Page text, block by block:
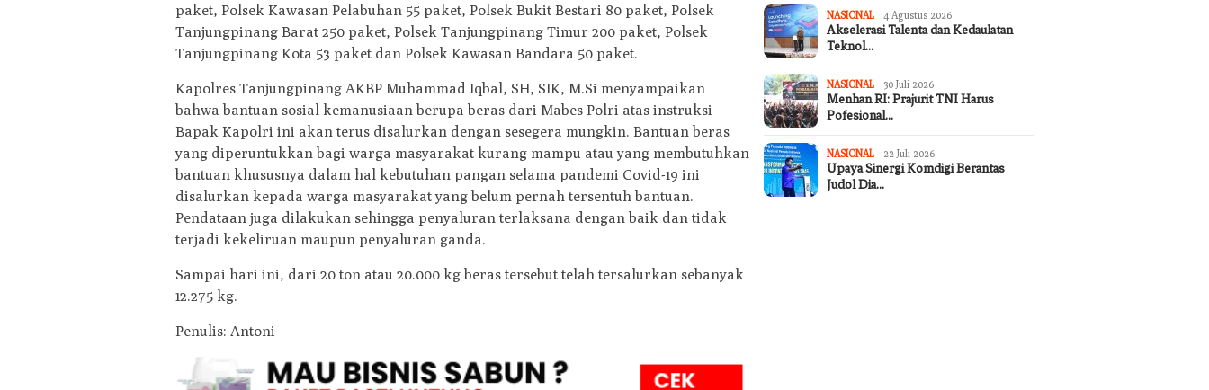
paket, Polsek Kawasan Pelabuhan 55 paket, Polsek Bukit Bestari 80 paket, Polsek
Tanjungpinang Barat 250 paket, Polsek Tanjungpinang Timur 200 paket, Polsek
Tanjungpinang Kota 53 paket dan Polsek Kawasan Bandara 50 paket.
Kapolres Tanjungpinang AKBP Muhammad Iqbal, SH, SIK, M.Si menyampaikan
bahwa bantuan sosial kemanusiaan berupa beras dari Mabes Polri atas instruksi
Bapak Kapolri ini akan terus disalurkan dengan sesegera mungkin. Bantuan beras
yang diperuntukkan bagi warga masyarakat kurang mampu atau yang membutuhkan
bantuan khususnya dalam hal kebutuhan pangan selama pandemi Covid-19 ini
disalurkan kepada warga masyarakat yang belum pernah tersentuh bantuan.
Pendataan juga dilakukan sehingga penyaluran terlaksana dengan baik dan tidak
terjadi kekeliruan maupun penyaluran ganda.
Sampai hari ini, dari 20 ton atau 20.000 kg beras tersebut telah tersalurkan sebanyak
12.275 kg.
Penulis: Antoni
NASIONAL 4 Agustus 2026
Akselerasi Talenta dan Kedaulatan
Teknol…
NASIONAL 30 Juli 2026
Menhan RI: Prajurit TNI Harus
Pofesional…
NASIONAL 22 Juli 2026
Upaya Sinergi Komdigi Berantas
Judol Dia…